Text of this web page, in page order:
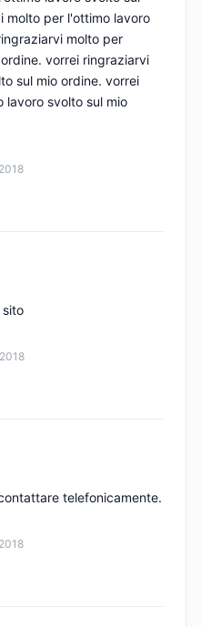
molto per l'ottimo lavoro
molto per
vorrei ringraziarvi
sul mio ordine. vorrei
lavoro svolto sul mio
sito
telefonicamente.